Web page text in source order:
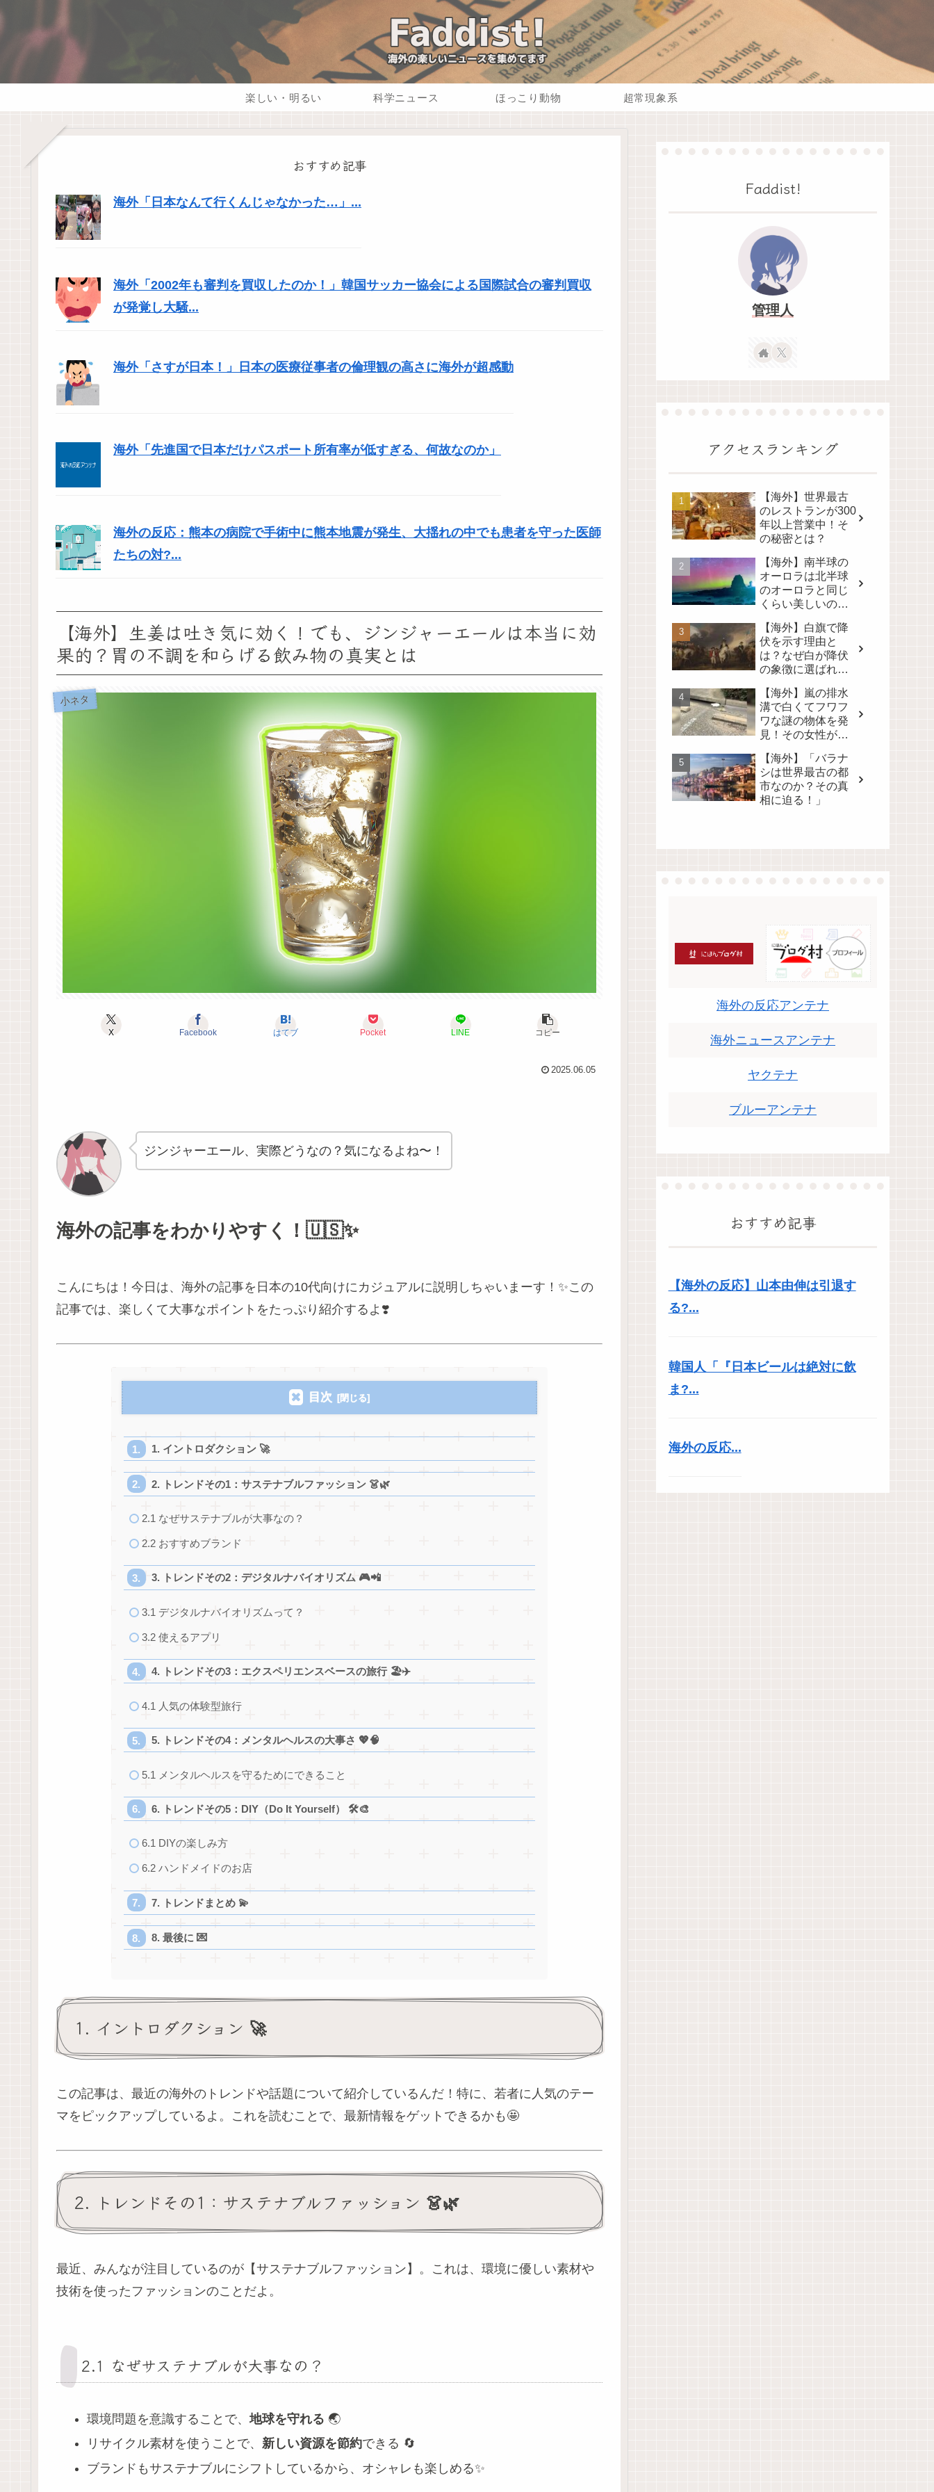
楽しい・明るい 科学ニュース ほっこり動物 超常現象系
おすすめ記事
海外「日本なんて行くんじゃなかった…」...
海外「2002年も審判を買収したのか！」韓国サッカー協会による国際試合の審判買収
が発覚し大騒...
海外「さすが日本！」日本の医療従事者の倫理観の高さに海外が超感動
海外「先進国で日本だけパスポート所有率が低すぎる、何故なのか」
海外の反応：熊本の病院で手術中に熊本地震が発生、大揺れの中でも患者を守った医師
たちの対?...
【海外】生姜は吐き気に効く！でも、ジンジャーエールは本当に効
果的？胃の不調を和らげる飲み物の真実とは
小ネタ
X Facebook はてブ Pocket LINE コピー
2025.06.05
ジンジャーエール、実際どうなの？気になるよね〜！
海外の記事をわかりやすく！🇺🇸✨
こんにちは！今日は、海外の記事を日本の10代向けにカジュアルに説明しちゃいまーす！✨この
記事では、楽しくて大事なポイントをたっぷり紹介するよ❣️
目次
1. イントロダクション 🚀
2. トレンドその1：サステナブルファッション 👗🌿
2.1 なぜサステナブルが大事なの？
2.2 おすすめブランド
3. トレンドその2：デジタルナバイオリズム 🎮📲
3.1 デジタルナバイオリズムって？
3.2 使えるアプリ
4. トレンドその3：エクスペリエンスベースの旅行 🏖️✈️
4.1 人気の体験型旅行
5. トレンドその4：メンタルヘルスの大事さ 💖🧠
5.1 メンタルヘルスを守るためにできること
6. トレンドその5：DIY（Do It Yourself） 🛠️🎨
6.1 DIYの楽しみ方
6.2 ハンドメイドのお店
7. トレンドまとめ 💫
8. 最後に 💌
1. イントロダクション 🚀
この記事は、最近の海外のトレンドや話題について紹介しているんだ！特に、若者に人気のテー
マをピックアップしているよ。これを読むことで、最新情報をゲットできるかも🤩
2. トレンドその1：サステナブルファッション 👗🌿
最近、みんなが注目しているのが【サステナブルファッション】。これは、環境に優しい素材や
技術を使ったファッションのことだよ。
2.1 なぜサステナブルが大事なの？
環境問題を意識することで、地球を守れる 🌏
リサイクル素材を使うことで、 新しい資源を節約できる 🔄
ブランドもサステナブルにシフトしているから、オシャレも楽しめる✨
Faddist!
管理人
アクセスランキング
【海外】世界最古
のレストランが300
年以上営業中！そ
の秘密とは？
【海外】南半球の
オーロラは北半球
のオーロラと同じ
くらい美しいの
る！
【海外】白旗で降
伏を示す理由と
は？なぜ白が降伏
の象徴に選ばれた
【海外】嵐の排水
溝で白くてフワフ
ワな謎の物体を発
見！その女性が取
【海外】「バラナ
シは世界最古の都
市なのか？その真
相に迫る！」
海外の反応アンテナ
海外ニュースアンテナ
ヤクテナ
ブルーアンテナ
おすすめ記事
【海外の反応】山本由伸は引退す
る?...
韓国人「『日本ビールは絶対に飲
ま?...
海外の反応...